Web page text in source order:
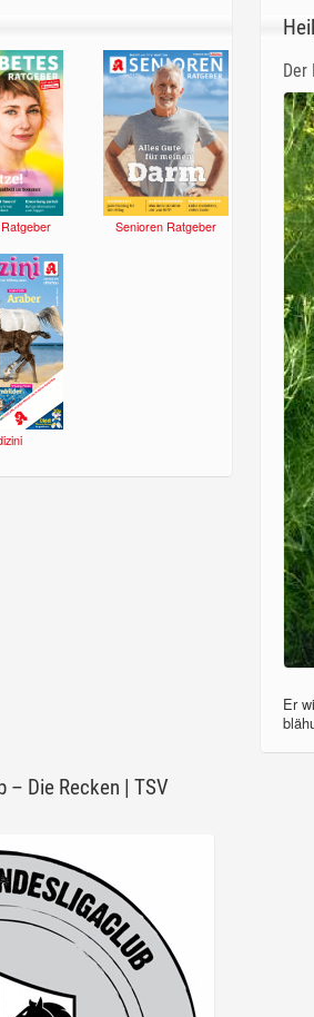
Senioren Ratgeber
Er
– Die Recken | TSV